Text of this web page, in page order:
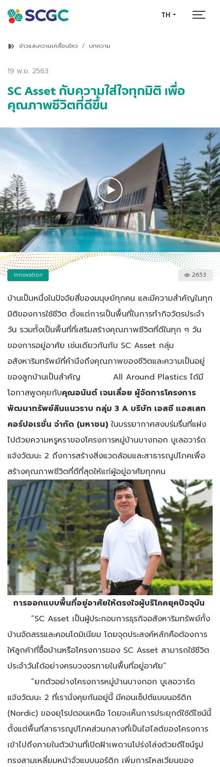
TH
ข่าวและความเคลื่อนไหว บทความ
19 พ.ย. 2563
SC Asset กับความใส่ใจทุกมิติ เพื่อ
คุณภาพชีวิตที่ดีขึ้น
Innovation 2653
บ้านเป็นหนึ่งในปัจจัยสี่ของมนุษย์ทุกคน และมีความสำคัญในทุก
มิติของการใช้ชีวิต ตั้งแต่การเป็นพื้นที่ในการทำกิจวัตรประจำ
วัน รวมทั้งเป็นพื้นที่ที่เสริมสร้างคุณภาพชีวิตที่ดีในทุก ๆ วัน
ของการอยู่อาศัย เช่นเดียวกันกับ SC Asset กลุ่ม
อสังหาริมทรัพย์ที่คำนึงถึงคุณภาพของชีวิตและความเป็นอยู่
ของลูกบ้านเป็นสำคัญ
All Around Plastics ได้มี
โอกาสพูดคุยกับคุณอนันต์ เจนเลื่อย ผู้จัดการโครงการ
พัฒนาทรัพย์สินแนวราบ กลุ่ม 3 A บริษัท เอสซี แอสเสท
คอร์ปอเรชั่น จำกัด (มหาชน) ในบรรยากาศสงบร่มรื่นที่แฝง
ไปด้วยความหรูหราของโครงการหมู่บ้านบางกอก บูเลอวาร์ด
แจ้งวัฒนะ 2 ถึงการสร้างสิ่งแวดล้อมและสาธารณูปโภคเพื่อ
สร้างคุณภาพชีวิตที่ดีที่สุดให้แก่ผู้อยู่อาศัยทุกคน
การออกแบบพื้นที่อยู่อาศัยให้ตรงใจผู้บริโภคยุคปัจจุบัน
“SC Asset เป็นผู้ประกอบการธุรกิจอสังหาริมทรัพย์ทั้ง
บ้านจัดสรรและคอนโดมิเนียม โดยจุดประสงค์หลักคือต้องการ
ให้ลูกค้าที่ซื้อบ้านหรือโครงการของ SC Asset สามารถใช้ชีวิต
ประจำวันได้อย่างครบวงจรภายในพื้นที่อยู่อาศัย”
“ยกตัวอย่างโครงการหมู่บ้านบางกอก บูเลอวาร์ด
แจ้งวัฒนะ 2 ที่เรานั่งคุยกันอยู่นี้ มีคอนเซ็ปต์แบบนอร์ดิก
(Nordic) ของยุโรปตอนเหนือ โดยจะเห็นการประยุกต์ใช้ดีไซน์นี้
ตั้งแต่พื้นที่สาธารณูปโภคส่วนกลางที่เป็นไฮไลต์ของโครงการ
เข้าไปถึงภายในตัวบ้านที่เปิดฝ้าเพดานโปร่งโล่งด้วยดีไซน์รูป
ทรงสามเหลี่ยมหน้าจั่วแบบนอร์ดิก เพิ่มการไหลเวียนของ